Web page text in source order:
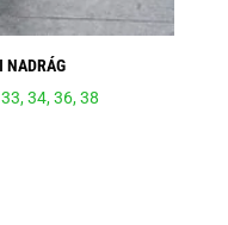
NADRÁG
33,34,36,38